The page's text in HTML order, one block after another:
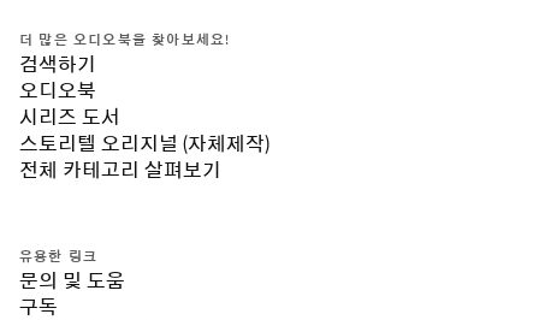
더 많은 오디오북을 찾아보세요!
검색하기
오디오북
시리즈 도서
스토리텔 오리지널 (자체제작)
전체 카테고리 살펴보기
유용한 링크
문의 및 도움
구독